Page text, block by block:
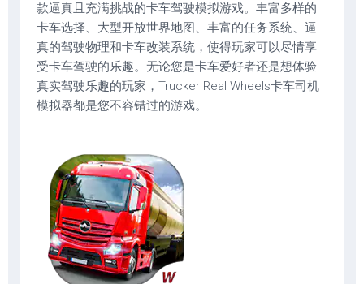
款逼真且充满挑战的卡车驾驶模拟游戏。丰富多样的
卡车选择、大型开放世界地图、丰富的任务系统、逼
真的驾驶物理和卡车改装系统，使得玩家可以尽情享
受卡车驾驶的乐趣。无论您是卡车爱好者还是想体验
真实驾驶乐趣的玩家，Trucker Real Wheels卡车司机
模拟器都是您不容错过的游戏。